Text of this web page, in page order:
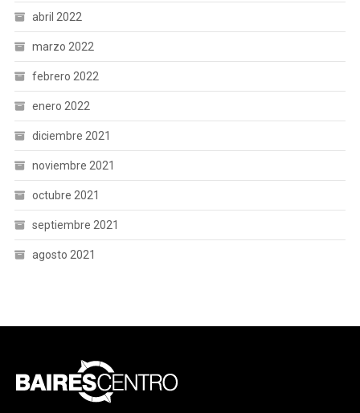
abril 2022
marzo 2022
febrero 2022
enero 2022
diciembre 2021
noviembre 2021
octubre 2021
septiembre 2021
agosto 2021